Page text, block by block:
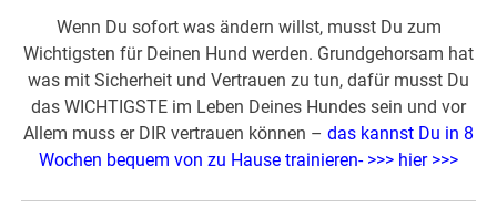
Wenn Du sofort was ändern willst, musst Du zum
Wichtigsten für Deinen Hund werden. Grundgehorsam hat
was mit Sicherheit und Vertrauen zu tun, dafür musst Du
das WICHTIGSTE im Leben Deines Hundes sein und vor
Allem muss er DIR vertrauen können – das kannst Du in 8
Wochen bequem von zu Hause trainieren- >>> hier >>>